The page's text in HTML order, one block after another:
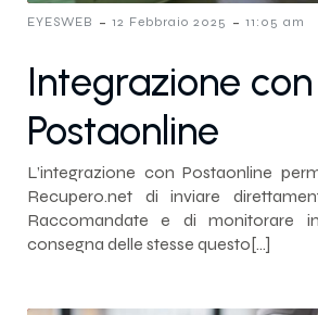
EYESWEB - 12 Febbraio 2025 - 11:05 am
Integrazione con
Postaonline
L’integrazione con Postaonline
Recupero.net di inviare
Raccomandate e di monitorare
consegna delle stesse questo[…]